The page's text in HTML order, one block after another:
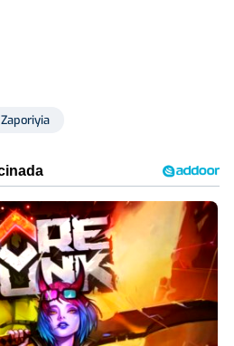
Zaporiyia